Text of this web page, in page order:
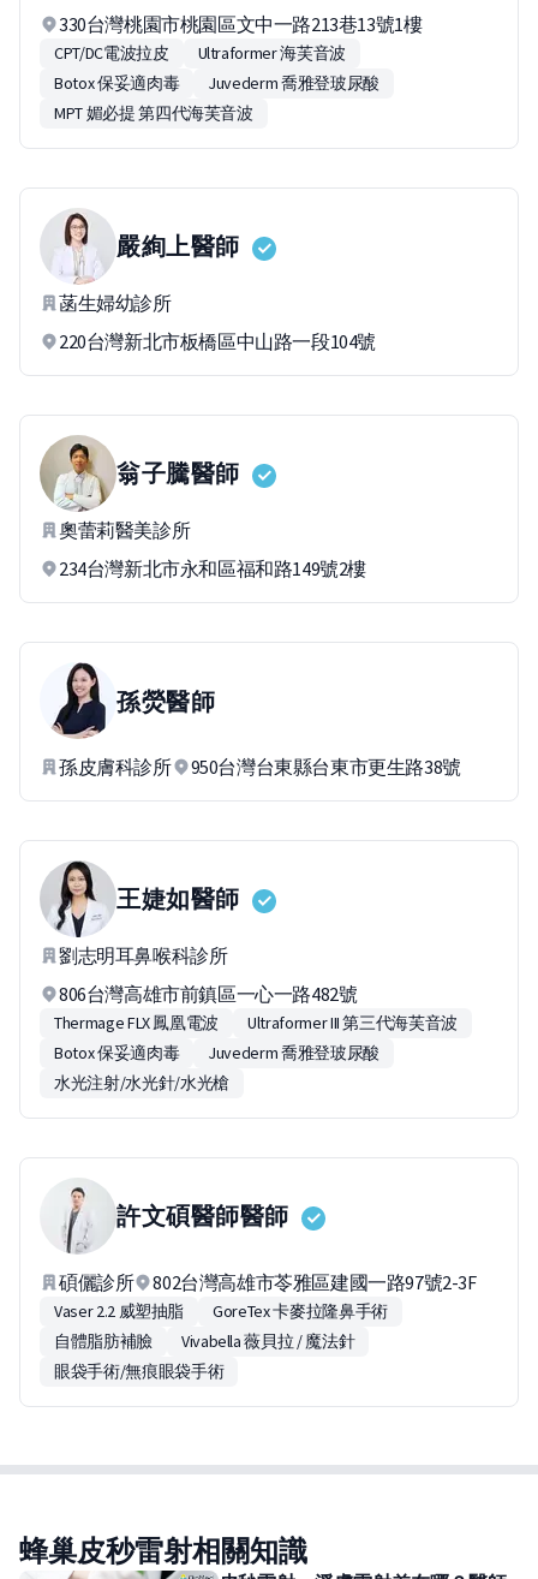
330台灣桃園市桃園區文中一路213巷13號1樓
CPT/DC電波拉皮
Ultraformer 海芙音波
Botox 保妥適肉毒
Juvederm 喬雅登玻尿酸
MPT 媚必提 第四代海芙音波
嚴絢上醫師
菡生婦幼診所
220台灣新北市板橋區中山路一段104號
翁子騰醫師
奧蕾莉醫美診所
234台灣新北市永和區福和路149號2樓
孫熒醫師
孫皮膚科診所 950台灣台東縣台東市更生路38號
王婕如醫師
劉志明耳鼻喉科診所
806台灣高雄市前鎮區一心一路482號
Thermage FLX 鳳凰電波
Ultraformer III 第三代海芙音波
Botox 保妥適肉毒
Juvederm 喬雅登玻尿酸
水光注射/水光針/水光槍
許文碩醫師醫師
碩儷診所 802台灣高雄市苓雅區建國一路97號2-3F
Vaser 2.2 威塑抽脂
GoreTex 卡麥拉隆鼻手術
自體脂肪補臉
Vivabella 薇貝拉 / 魔法針
眼袋手術/無痕眼袋手術
蜂巢皮秒雷射相關知識